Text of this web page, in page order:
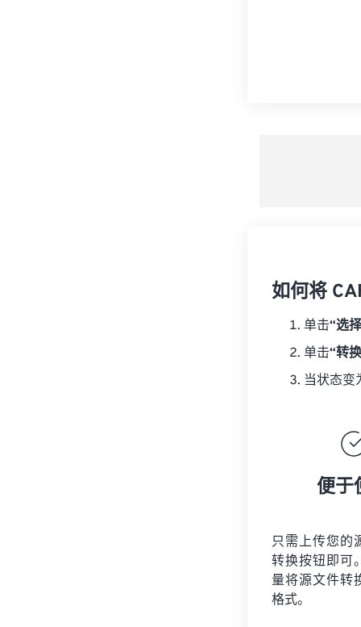
如何将
单击“选
单击“转
当状态变
便于
只需上传您的
转换按钮即可
量将源文件转
格式。